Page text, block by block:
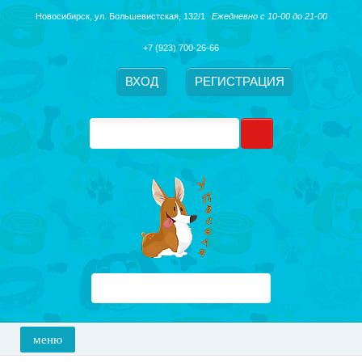
Новосибирск, ​ул. Большевистская, 132/1 Ежедневно с 10-00 до 21-00
+7 (923) 700-26-66
ВХОД РЕГИСТРАЦИЯ
меню